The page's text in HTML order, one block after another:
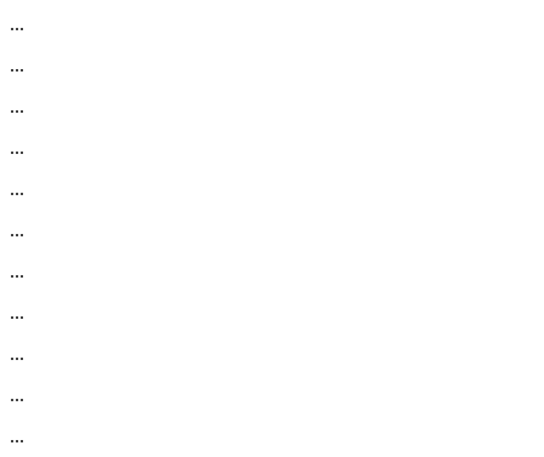
...
...
...
...
...
...
...
...
...
...
...